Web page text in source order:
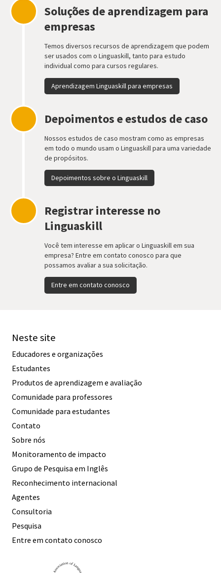
Soluções de aprendizagem para
empresas
Temos diversos recursos de aprendizagem que podem
ser usados com o Linguaskill, tanto para estudo
individual como para cursos regulares.
Aprendizagem Linguaskill para empresas
Depoimentos e estudos de caso
Nossos estudos de caso mostram como as empresas
em todo o mundo usam o Linguaskill para uma variedade
de propósitos.
Depoimentos sobre o Linguaskill
Registrar interesse no
Linguaskill
Você tem interesse em aplicar o Linguaskill em sua
empresa? Entre em contato conosco para que
possamos avaliar a sua solicitação.
Entre em contato conosco
Neste site
Educadores e organizações
Estudantes
Produtos de aprendizagem e avaliação
Comunidade para professores
Comunidade para estudantes
Contato
Sobre nós
Monitoramento de impacto
Grupo de Pesquisa em Inglês
Reconhecimento internacional
Agentes
Consultoria
Pesquisa
Entre em contato conosco